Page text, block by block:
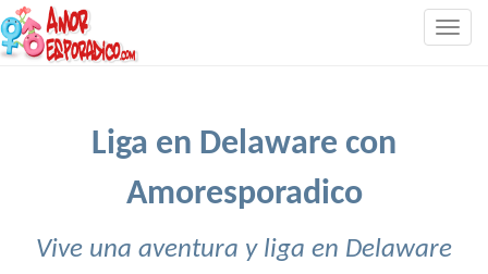
Liga en Delaware con
Amoresporadico
Vive una aventura y liga en Delaware